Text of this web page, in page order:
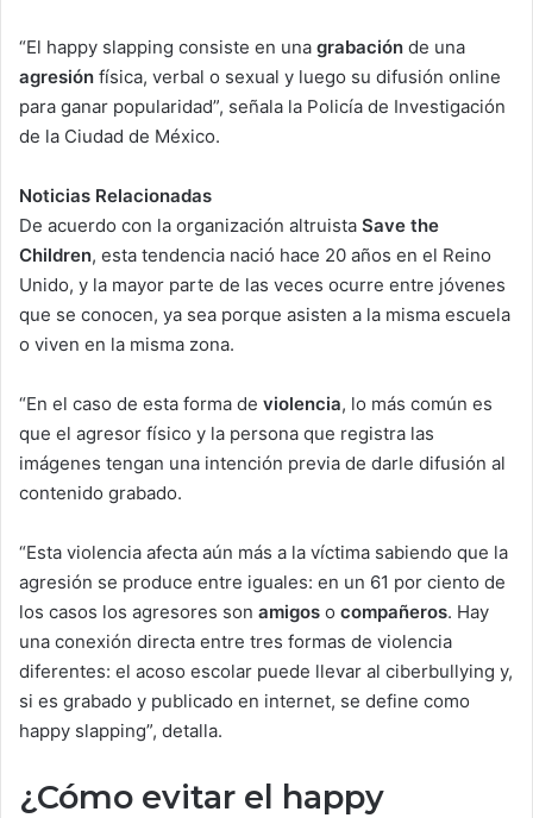
“El happy slapping consiste en una grabación de una
agresión física, verbal o sexual y luego su difusión online
para ganar popularidad”, señala la Policía de Investigación
de la Ciudad de México.
Noticias Relacionadas
De acuerdo con la organización altruista Save the
Children, esta tendencia nació hace 20 años en el Reino
Unido, y la mayor parte de las veces ocurre entre jóvenes
que se conocen, ya sea porque asisten a la misma escuela
o viven en la misma zona.
“En el caso de esta forma de violencia, lo más común es
que el agresor físico y la persona que registra las
imágenes tengan una intención previa de darle difusión al
contenido grabado.
“Esta violencia afecta aún más a la víctima sabiendo que la
agresión se produce entre iguales: en un 61 por ciento de
los casos los agresores son amigos o compañeros. Hay
una conexión directa entre tres formas de violencia
diferentes: el acoso escolar puede llevar al ciberbullying y,
si es grabado y publicado en internet, se define como
happy slapping”, detalla.
¿Cómo evitar el happy